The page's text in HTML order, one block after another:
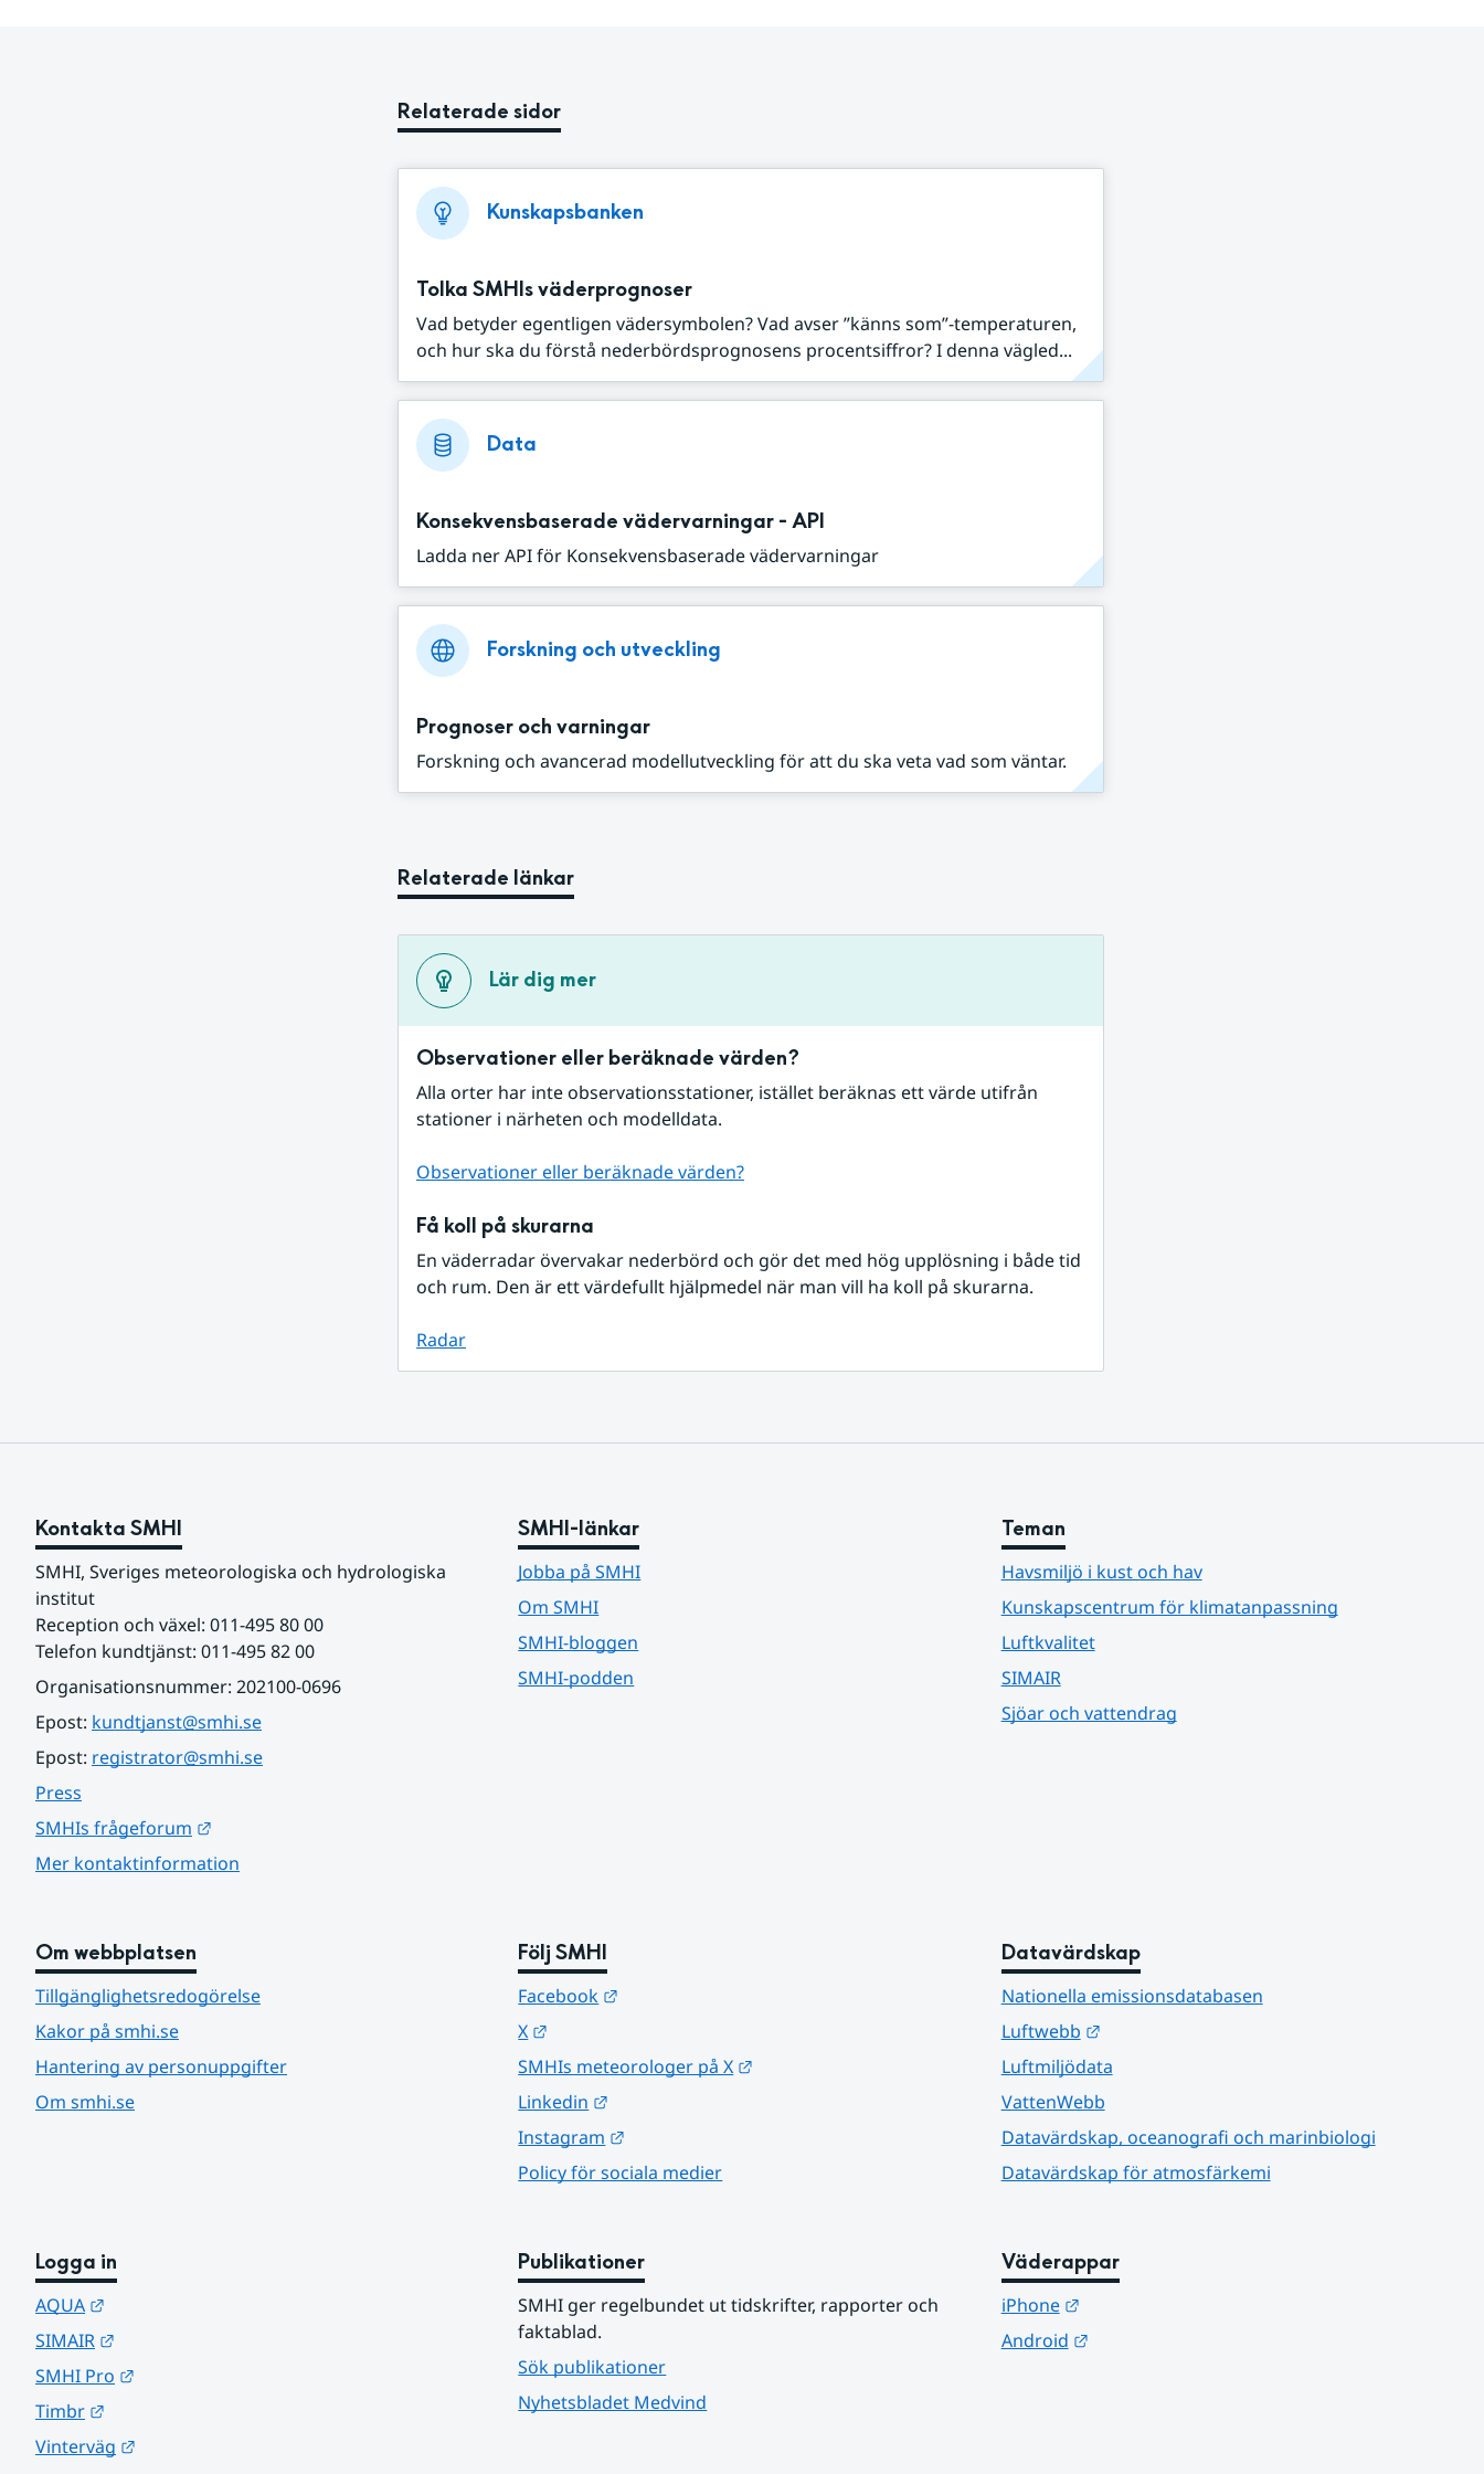
Relaterade sidor
Kunskapsbanken
Tolka SMHIs väderprognoser
Vad betyder egentligen vädersymbolen? Vad avser ”känns som”-temperaturen,
och hur ska du förstå nederbördsprognosens procentsiffror? I denna vägled...
Data
Konsekvensbaserade vädervarningar - API
Ladda ner API för Konsekvensbaserade vädervarningar
Forskning och utveckling
Prognoser och varningar
Forskning och avancerad modellutveckling för att du ska veta vad som väntar.
Relaterade länkar
Lär dig mer
Observationer eller beräknade värden?
Alla orter har inte observationsstationer, istället beräknas ett värde utifrån
stationer i närheten och modelldata.
Observationer eller beräknade värden?
Få koll på skurarna
En väderradar övervakar nederbörd och gör det med hög upplösning i både tid
och rum. Den är ett värdefullt hjälpmedel när man vill ha koll på skurarna.
Radar
Kontakta SMHI
SMHI, Sveriges meteorologiska och hydrologiska
institut
Reception och växel: 011-495 80 00
Telefon kundtjänst: 011-495 82 00
Organisationsnummer: 202100-0696
Epost: kundtjanst@smhi.se
Epost: registrator@smhi.se
Press
SMHIs frågeforum
Mer kontaktinformation
SMHI-länkar
Jobba på SMHI
Om SMHI
SMHI-bloggen
SMHI-podden
Teman
Havsmiljö i kust och hav
Kunskapscentrum för klimatanpassning
Luftkvalitet
SIMAIR
Sjöar och vattendrag
Om webbplatsen
Tillgänglighetsredogörelse
Kakor på smhi.se
Hantering av personuppgifter
Om smhi.se
Följ SMHI
Facebook
X
SMHIs meteorologer på X
Linkedin
Instagram
Policy för sociala medier
Datavärdskap
Nationella emissionsdatabasen
Luftwebb
Länk till annan webbplats.
Luftmiljödata
VattenWebb
Datavärdskap, oceanografi och marinbiologi
Datavärdskap för atmosfärkemi
Logga in
AQUA
SIMAIR
SMHI Pro
Timbr
Vinterväg
Publikationer
SMHI ger regelbundet ut tidskrifter, rapporter och
faktablad.
Sök publikationer
Nyhetsbladet Medvind
Väderappar
iPhone
Länk till annan webbplats.
Android
Länk till annan webbplats.